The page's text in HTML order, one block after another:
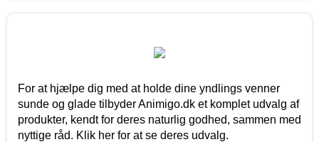
For at hjælpe dig med at holde dine yndlings venner
sunde og glade tilbyder Animigo.dk et komplet udvalg af
produkter, kendt for deres naturlig godhed, sammen med
nyttige råd. Klik her for at se deres udvalg.